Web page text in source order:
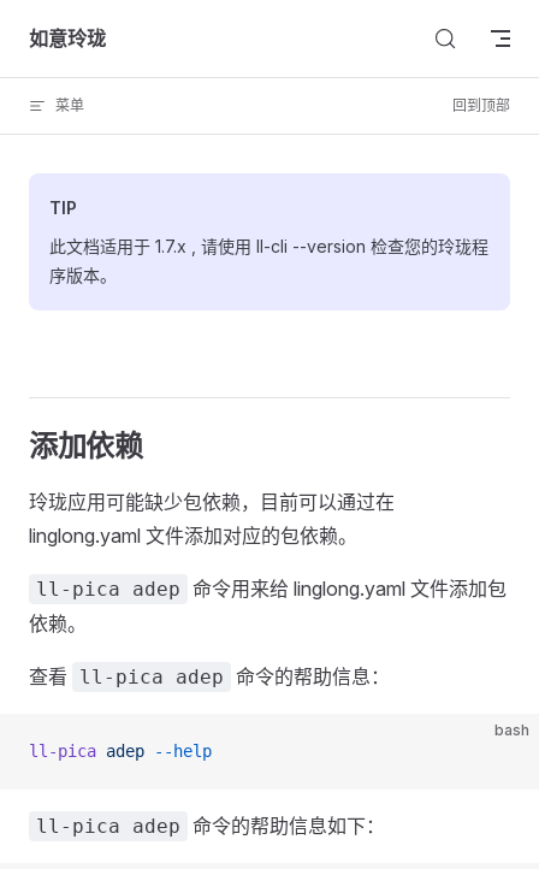
Skip to content
如意玲珑
菜单 回到顶部
TIP
此文档适用于 1.7.x , 请使用 ll-cli --version 检查您的玲珑程
序版本。
添加依赖
玲珑应用可能缺少包依赖，目前可以通过在
linglong.yaml 文件添加对应的包依赖。
ll-pica adep 命令用来给 linglong.yaml 文件添加包
依赖。
查看 ll-pica adep 命令的帮助信息：
bash
ll-pica adep --help
ll-pica adep 命令的帮助信息如下：